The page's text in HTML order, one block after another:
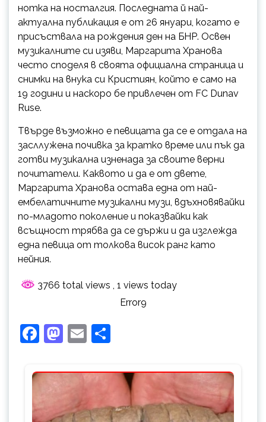
нотка на носталгия. Последната й най-
актуална публикация е от 26 януари, когато е
присъствала на рождения ден на БНР. Освен
музикалните си изяви, Маргарита Хранова
често споделя в своята официална страница и
снимки на внука си Кристиян, който е само на
19 години и наскоро бе привлечен от FC Dunav
Ruse.
Твърде възможно е певицата да се е отдала на
засллужена почивка за кратко време или пък да
готви музикална изненада за своите верни
почитатели. Каквото и да е от двете,
Маргарита Хранова остава една от най-
ембелатичните музикални музи, вдъхновявайки
по-младото поколение и показвайки как
всъщност трябва да се държи и да изглежда
една певица от толкова висок ранг като
нейния.
3766 total views
, 1 views today
Error9
Facebook
Mastodon
Email